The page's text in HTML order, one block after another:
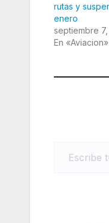
rutas y
enero
septiembre
En «Aviacion»